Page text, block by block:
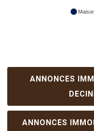
ANNONCES
ANNONCES